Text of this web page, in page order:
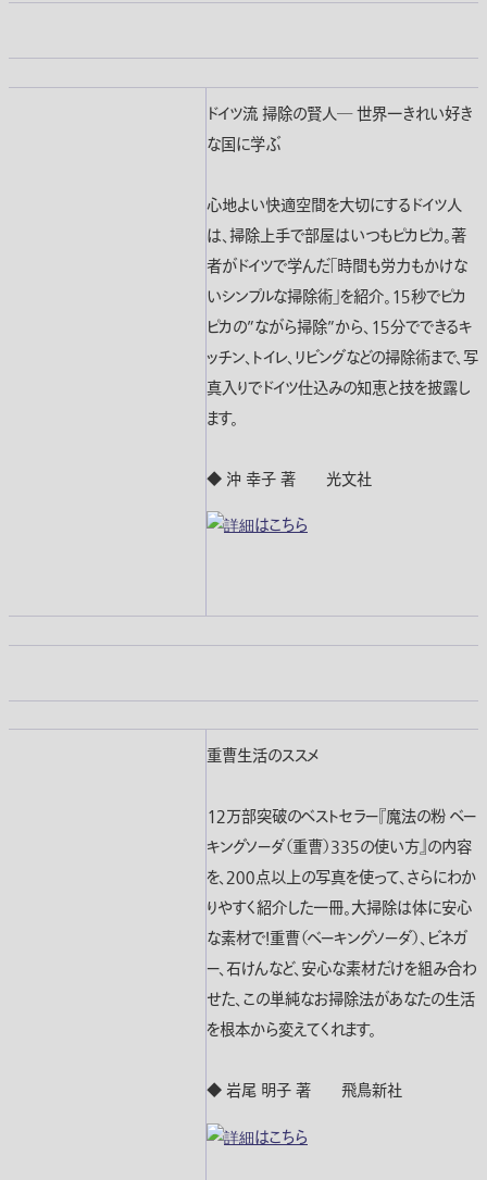
ドイツ流 掃除の賢人― 世界一きれい好き
な国に学ぶ
心地よい快適空間を大切にするドイツ人
は、掃除上手で部屋はいつもピカピカ。著
者がドイツで学んだ「時間も労力もかけな
いシンプルな掃除術」を紹介。１５秒でピカ
ピカの”ながら掃除”から、１５分でできるキ
ッチン、トイレ、リビングなどの掃除術まで、写
真入りでドイツ仕込みの知恵と技を披露し
ます。
◆ 沖 幸子 著 光文社
重曹生活のススメ
１２万部突破のベストセラー『魔法の粉 ベー
キングソーダ（重曹）３３５の使い方』の内容
を、２００点以上の写真を使って、さらにわか
りやすく紹介した一冊。大掃除は体に安心
な素材で！重曹（ベーキングソーダ）、ビネガ
ー、石けんなど、安心な素材だけを組み合わ
せた、この単純なお掃除法があなたの生活
を根本から変えてくれます。
◆ 岩尾 明子 著 飛鳥新社